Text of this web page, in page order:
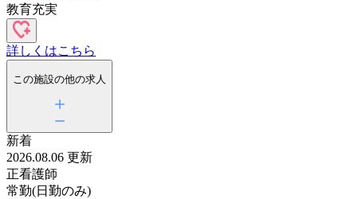
教育充実
詳しくはこちら
この施設の他の求人
新着
2026.08.06 更新
正看護師
常勤(日勤のみ)